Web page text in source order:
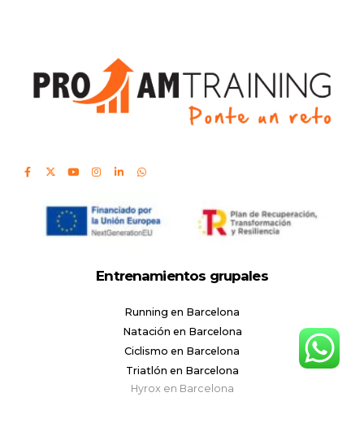
Entrenamientos grupales
Running en Barcelona
Natación en Barcelona
Ciclismo en Barcelona
Triatlón en Barcelona
Hyrox en Barcelona